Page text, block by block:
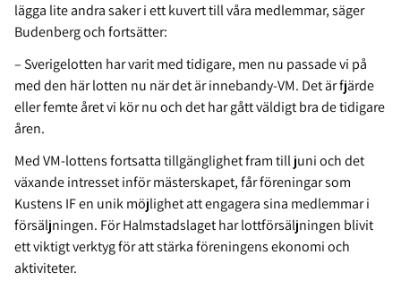
lägga lite andra saker i ett kuvert till våra medlemmar, säger
Budenberg och fortsätter:
– Sverigelotten har varit med tidigare, men nu passade vi på
med den här lotten nu när det är innebandy-VM. Det är fjärde
eller femte året vi kör nu och det har gått väldigt bra de tidigare
åren.
Med VM-lottens fortsatta tillgänglighet fram till juni och det
växande intresset inför mästerskapet, får föreningar som
Kustens IF en unik möjlighet att engagera sina medlemmar i
försäljningen. För Halmstadslaget har lottförsäljningen blivit
ett viktigt verktyg för att stärka föreningens ekonomi och
aktiviteter.